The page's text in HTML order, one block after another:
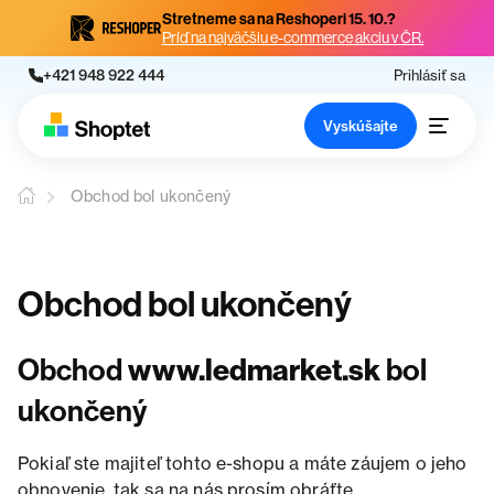
Stretneme sa na Reshoperi 15. 10.?
Príď na najväčšiu e-commerce akciu v ČR.
+421 948 922 444 Prihlásiť sa
Vyskúšajte
Obchod bol ukončený
Obchod bol ukončený
Obchodwww.ledmarket.skbol
ukončený
Pokiaľ ste majiteľ tohto e-shopu a máte záujem o jeho
obnovenie, tak sa na nás prosím obráťte.